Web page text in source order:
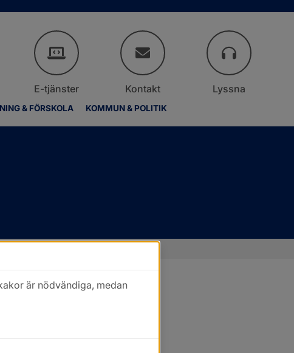
& FÖRSKOLA KOMMUN & POLITIK
E-tjänster Kontakt Lyssna
är nödvändiga, medan